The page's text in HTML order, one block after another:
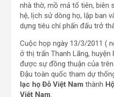
nhà thờ, mồ mả tổ tiên, biên
hệ, lịch sử dòng họ, lập ban
dựng tiêu chí phấn đấu trở
Cuộc họp ngày 13/3/2011 (
ở thị trấn Thanh Lãng, huyện
được sự đồng thuận của
Đậu toàn quốc tham dự
lạc họ Đỗ Việt Nam thành
Việt Nam.